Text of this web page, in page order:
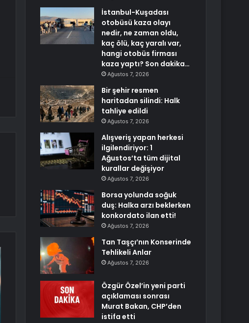
İstanbul-Kuşadası
otobüsü kaza olayı
nedir, ne zaman oldu,
kaç ölü, kaç yaralı var,
hangi otobüs firması
kaza yaptı? Son dakika…
Ağustos 7, 2026
Bir şehir resmen
haritadan silindi: Halk
tahliye edildi
Ağustos 7, 2026
Alışveriş yapan herkesi
ilgilendiriyor: 1
Ağustos’ta tüm dijital
kurallar değişiyor
Ağustos 7, 2026
Borsa yolunda soğuk
duş: Halka arzı beklerken
konkordato ilan etti!
Ağustos 7, 2026
Tan Taşçı’nın Konserinde
Tehlikeli Anlar
Ağustos 7, 2026
Özgür Özel’in yeni parti
açıklaması sonrası
Murat Bakan, CHP’den
istifa etti